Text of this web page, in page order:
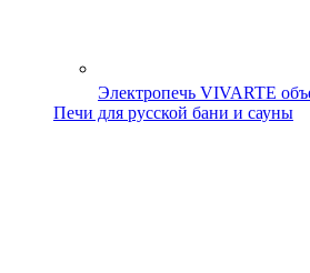
Электропечь VIVARTE
Печи для русской бани и сауны